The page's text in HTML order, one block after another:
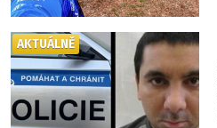
AKTUÁLNĚ